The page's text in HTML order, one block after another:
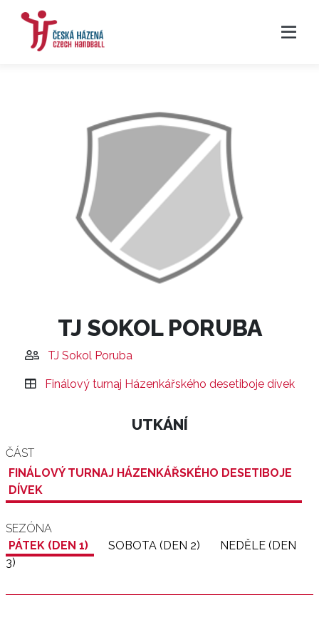
TJ SOKOL PORUBA
TJ Sokol Poruba
Finálový turnaj Házenkářského desetiboje dívek
UTKÁNÍ
ČÁST
FINÁLOVÝ TURNAJ HÁZENKÁŘSKÉHO DESETIBOJE
DÍVEK
SEZÓNA
PÁTEK (DEN 1)
SOBOTA (DEN 2)
NEDĚLE (DEN
3)